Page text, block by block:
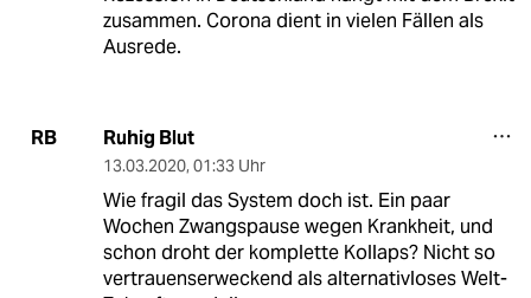
zusammen. Corona dient in vielen Fällen als
Ausrede.
RB Ruhig Blut
13.03.2020, 01:33 Uhr
Wie fragil das System doch ist. Ein paar
Wochen Zwangspause wegen Krankheit, und
schon droht der komplette Kollaps? Nicht so
vertrauenserweckend als alternativloses Welt-